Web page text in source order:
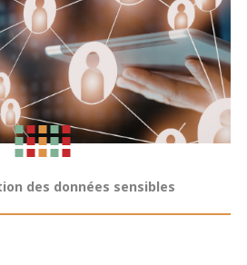
des données sensibles